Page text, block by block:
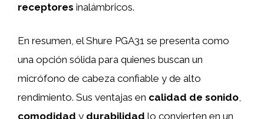
receptores inalámbricos.
En resumen, el Shure PGA31 se presenta como
una opción sólida para quienes buscan un
micrófono de cabeza confiable y de alto
rendimiento. Sus ventajas en calidad de sonido,
comodidad y durabilidad lo convierten en un